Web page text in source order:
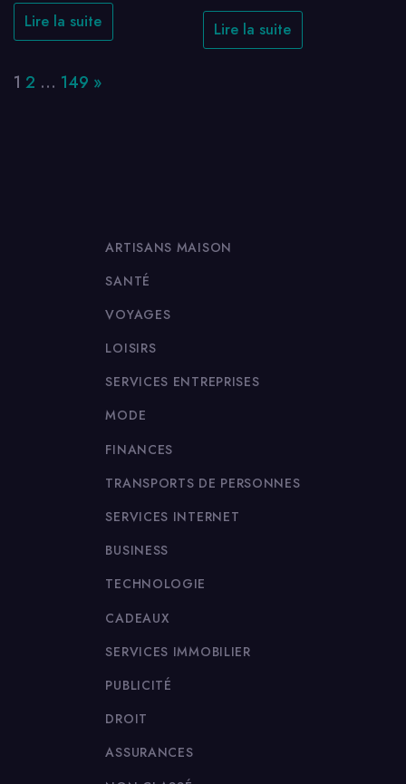
Lire la suite Lire la suite
Page:
1 2 … 149 Next
»
ARTISANS MAISON
SANTÉ
VOYAGES
LOISIRS
SERVICES ENTREPRISES
MODE
FINANCES
TRANSPORTS DE PERSONNES
SERVICES INTERNET
BUSINESS
TECHNOLOGIE
CADEAUX
SERVICES IMMOBILIER
PUBLICITÉ
DROIT
ASSURANCES